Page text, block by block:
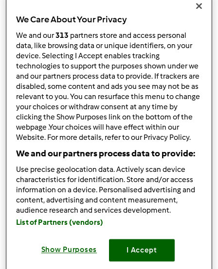
Log in to post new content in the forum.
Temat zwyczajny
Kubeczki do picia herbaty
byTemre 29. Lipiec 2022 - 12:41
bywebepej3
28. Marzec 2025 - 07:09
Rekuperacja
byzdrowitka»2. Wrzesień 2024 - 07:06
by Temre
2. Wrzesień 2024 - 08:46
Temat zwyczajny
We Care About Your Privacy
We and our313 partners store and access personal
data, like browsing data or unique identifiers, on your
device. Selecting I Accept enables tracking
technologies to support the purposes shown under we
and our partners process data to provide. If trackers are
disabled, some content and ads you see may not be as
relevant to you. You can resurface this menu to change
your choices or withdraw consent at any time by
clicking the Show Purposes link on the bottom of the
webpage .Your choices will have effect within our
Website. For more details, refer to our Privacy Policy.
We and our partners process data to provide:
Use precise geolocation data. Actively scan device
characteristics for identification. Store and/or access
information on a device. Personalised advertising and
content, advertising and content measurement,
audience research and services development.
List of Partners (vendors)
Show Purposes I Accept